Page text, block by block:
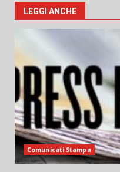
LEGGI ANCHE
Comunicati Stampa